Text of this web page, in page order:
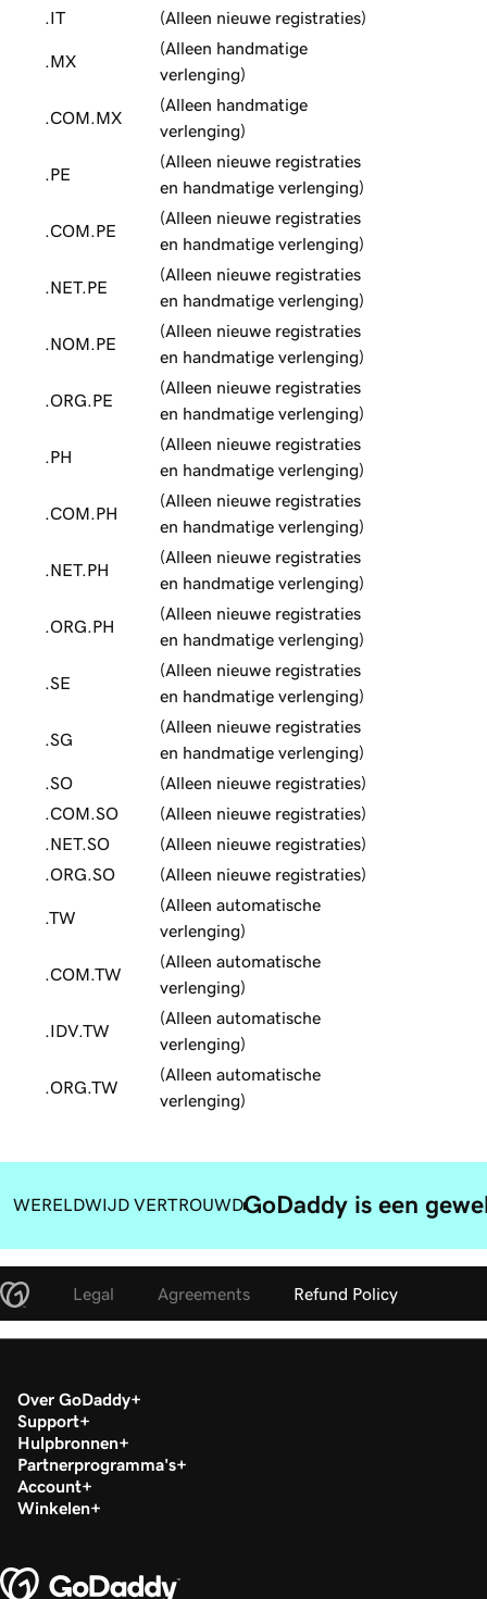
.IT
(Alleen nieuwe registraties)
.MX
(Alleen handmatige
verlenging)
.COM.MX
(Alleen handmatige
verlenging)
.PE
(Alleen nieuwe registraties
en handmatige verlenging)
.COM.PE
(Alleen nieuwe registraties
en handmatige verlenging)
.NET.PE
(Alleen nieuwe registraties
en handmatige verlenging)
.NOM.PE
(Alleen nieuwe registraties
en handmatige verlenging)
.ORG.PE
(Alleen nieuwe registraties
en handmatige verlenging)
.PH
(Alleen nieuwe registraties
en handmatige verlenging)
.COM.PH
(Alleen nieuwe registraties
en handmatige verlenging)
.NET.PH
(Alleen nieuwe registraties
en handmatige verlenging)
.ORG.PH
(Alleen nieuwe registraties
en handmatige verlenging)
.SE
(Alleen nieuwe registraties
en handmatige verlenging)
.SG
(Alleen nieuwe registraties
en handmatige verlenging)
.SO
(Alleen nieuwe registraties)
.COM.SO
(Alleen nieuwe registraties)
.NET.SO
(Alleen nieuwe registraties)
.ORG.SO
(Alleen nieuwe registraties)
.TW
(Alleen automatische
verlenging)
.COM.TW
(Alleen automatische
verlenging)
.IDV.TW
(Alleen automatische
verlenging)
.ORG.TW
(Alleen automatische
verlenging)
WERELDWIJD VERTROUWDGoDaddy is een
Legal Agreements Refund Policy
Over GoDaddy
Support
Hulpbronnen
Partnerprogramma's
Account
Winkelen